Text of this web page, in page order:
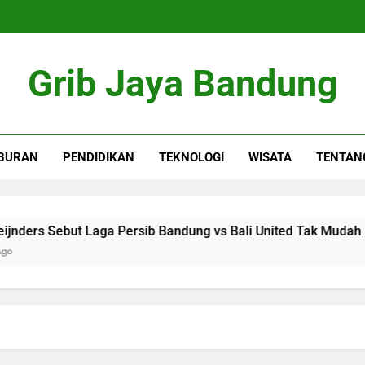
Grib Jaya Bandung
PENDIDIKAN TEKNOLOGI WISATA
Sebut Laga Persib Bandung vs Bali United Tak Mudah